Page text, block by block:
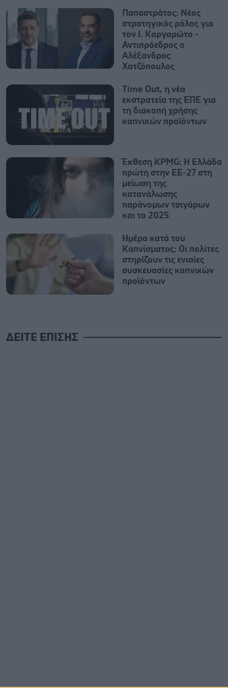
Παπαστράτος: Νέος
στρατηγικός ρόλος για
τον Ι. Καργαρώτο -
Αντιπρόεδρος ο
Αλέξανδρος
Χατζόπουλος
Time Out, η νέα
εκστρατεία της ΕΠΕ για
τη διακοπή χρήσης
καπνικών προϊόντων
Έκθεση KPMG: Η Ελλάδα
πρώτη στην ΕΕ-27 στη
μείωση της
κατανάλωσης
παράνομων τσιγάρων
και το 2025
Ημέρα κατά του
Καπνίσματος: Οι πολίτες
στηρίζουν τις ενιαίες
συσκευασίες καπνικών
προϊόντων
ΔΕΙΤΕ ΕΠΙΣΗΣ